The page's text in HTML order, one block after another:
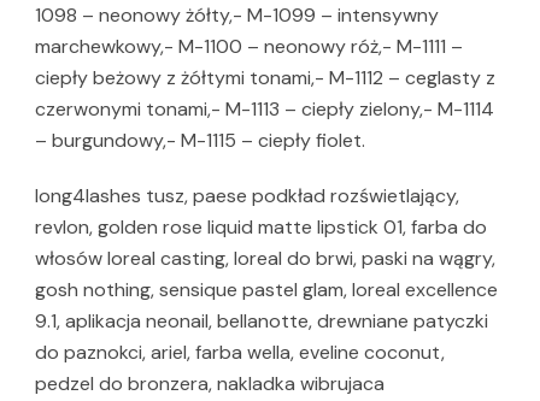
1098 – neonowy żółty,- M-1099 – intensywny
marchewkowy,- M-1100 – neonowy róż,- M-1111 –
ciepły beżowy z żółtymi tonami,- M-1112 – ceglasty z
czerwonymi tonami,- M-1113 – ciepły zielony,- M-1114
– burgundowy,- M-1115 – ciepły fiolet.
long4lashes tusz, paese podkład rozświetlający,
revlon, golden rose liquid matte lipstick 01, farba do
włosów loreal casting, loreal do brwi, paski na wągry,
gosh nothing, sensique pastel glam, loreal excellence
9.1, aplikacja neonail, bellanotte, drewniane patyczki
do paznokci, ariel, farba wella, eveline coconut,
pedzel do bronzera, nakladka wibrujaca